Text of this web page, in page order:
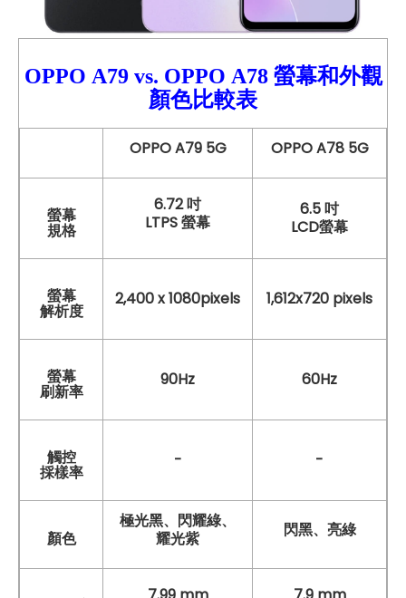
OPPO A79 vs. OPPO A78螢幕和外觀
顏色比較表
OPPO A79 5G OPPO A78 5G
螢幕
規格
6.72 吋
LTPS 螢幕
6.5 吋
LCD螢幕
螢幕
解析度
2,400 x 1080pixels 1,612x720 pixels
螢幕
刷新率
90Hz 60Hz
觸控
採樣率
- -
顏色
極光黑、閃耀綠、
耀光紫
閃黑、亮綠